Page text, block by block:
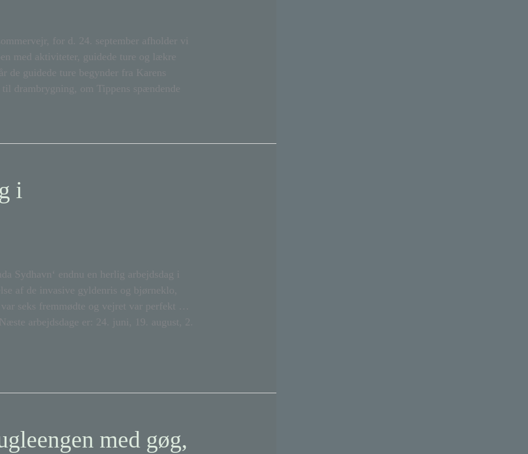
for d. 24. september afholder vi
med aktiviteter, guidede ture og lækre
de guidede ture begynder fra Karens
drambrygning, om Tippens spændende
i
Sydhavn‘ endnu en herlig arbejdsdag i
af de invasive gyldenris og bjørneklo,
seks fremmødte og vejret var perfekt …
arbejdsdage er: 24. juni, 19. august, 2.
med gøg,